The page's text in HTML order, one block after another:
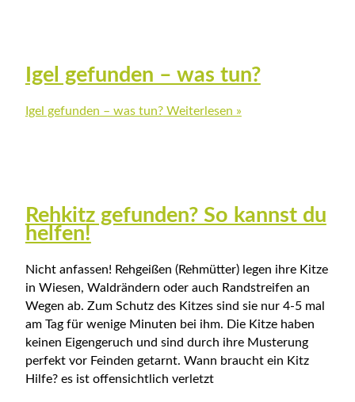
Igel gefunden – was tun?
Igel gefunden – was tun?Weiterlesen »
Rehkitz gefunden? So kannst du
helfen!
Nicht anfassen! Rehgeißen (Rehmütter) legen ihre Kitze
in Wiesen, Waldrändern oder auch Randstreifen an
Wegen ab. Zum Schutz des Kitzes sind sie nur 4-5 mal
am Tag für wenige Minuten bei ihm. Die Kitze haben
keinen Eigengeruch und sind durch ihre Musterung
perfekt vor Feinden getarnt. Wann braucht ein Kitz
Hilfe? es ist offensichtlich verletzt